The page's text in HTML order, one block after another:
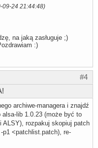
i "slave'a" - czyli kanał
09-24 21:44:48)
na jaką zasługuje ;)
:)
#4
archiwe-managera i znajdź
alsa-lib 1.0.23 (może być to
ALSY), rozpakuj skopiuj patch
p1 <patchlist.patch), re-